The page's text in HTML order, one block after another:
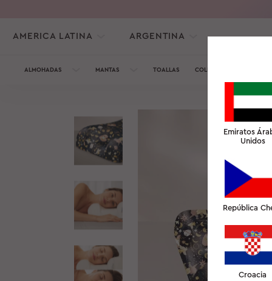
AMERICA LATINA ARGENTINA
ALMOHADAS MANTAS TOALLAS COLECCIÓN DE SEDA
Emiratos
Unidos
República
Croacia